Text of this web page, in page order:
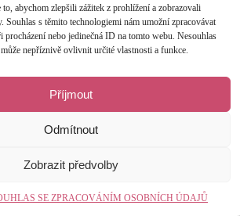
abychom zlepšili zážitek z prohlížení a zobrazovali
Souhlas s těmito technologiemi nám umožní zpracovávat
procházení nebo jedinečná ID na tomto webu. Nesouhlas
nepříznivě ovlivnit určité vlastnosti a funkce.
Příjmout
Odmítnout
Zobrazit předvolby
SE ZPRACOVÁNÍM OSOBNÍCH ÚDAJŮ
© 2026